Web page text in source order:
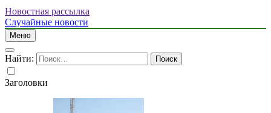
Новостная рассылка
Случайные новости
Меню
Найти:
Заголовки